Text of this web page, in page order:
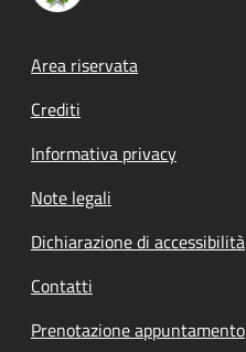
Footer menu
Area riservata
Crediti
Informativa privacy
Note legali
Dichiarazione di accessibilità
Contatti
Prenotazione appuntamento